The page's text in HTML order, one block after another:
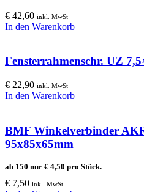
€ 42,60 inkl. MwSt
In den Warenkorb
Fensterrahmenschr. UZ
€ 22,90 inkl. MwSt
In den Warenkorb
BMF Winkelverbinder
95x85x65mm
ab 150 nur € 4,50 pro Stück.
€ 7,50 inkl. MwSt